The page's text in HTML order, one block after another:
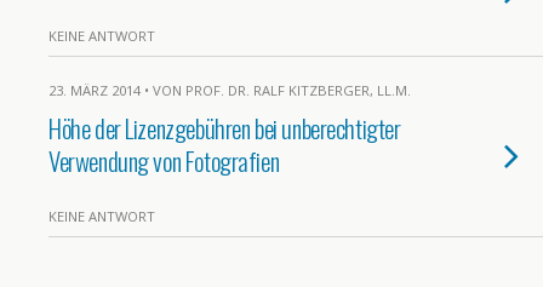
KEINE ANTWORT
23. MÄRZ 2014 • VON PROF. DR. RALF KITZBERGER, LL.M.
Höhe der Lizenzgebühren bei unberechtigter
Verwendung von Fotografien
KEINE ANTWORT